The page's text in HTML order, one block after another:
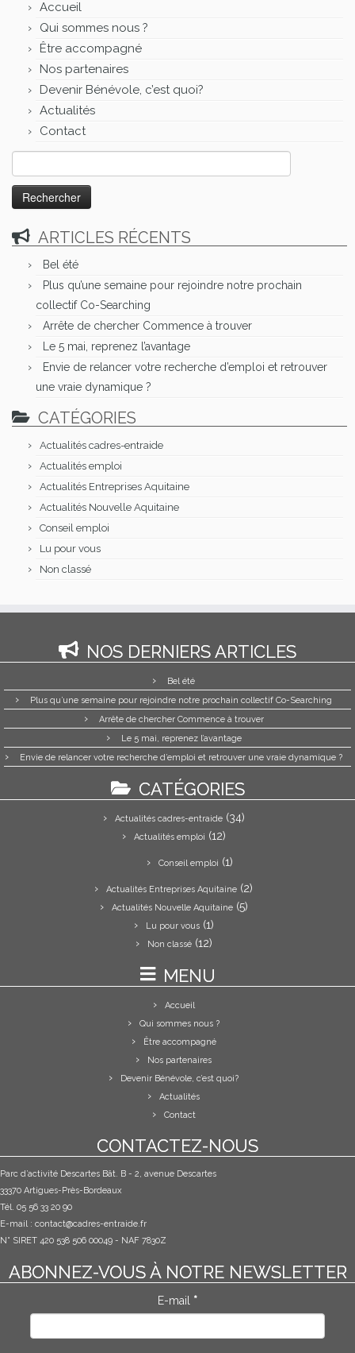
Accueil
Qui sommes nous ?
Être accompagné
Nos partenaires
Devenir Bénévole, c’est quoi?
Actualités
Contact
ARTICLES RÉCENTS
Bel été
Plus qu’une semaine pour rejoindre notre prochain
collectif Co-Searching
Arrête de chercher Commence à trouver
Le 5 mai, reprenez l’avantage
Envie de relancer votre recherche d’emploi et retrouver
une vraie dynamique ?
CATÉGORIES
Actualités cadres-entraide
Actualités emploi
Actualités Entreprises Aquitaine
Actualités Nouvelle Aquitaine
Conseil emploi
Lu pour vous
Non classé
NOS DERNIERS ARTICLES
Bel été
Plus qu’une semaine pour rejoindre notre prochain collectif Co-Searching
Arrête de chercher Commence à trouver
Le 5 mai, reprenez l’avantage
Envie de relancer votre recherche d’emploi et retrouver une vraie dynamique ?
CATÉGORIES
Actualités cadres-entraide(34)
Actualités emploi (12)
Conseil emploi (1)
Actualités Entreprises Aquitaine (2)
Actualités Nouvelle Aquitaine(5)
Lu pour vous(1)
Non classé(12)
MENU
Accueil
Qui sommes nous ?
Être accompagné
Nos partenaires
Devenir Bénévole, c’est quoi?
Actualités
Contact
CONTACTEZ-NOUS
Parc d’activité Descartes Bât. B - 2, avenue Descartes
33370 Artigues-Près-Bordeaux
Tél. 05 56 33 20 90
E-mail : contact@cadres-entraide.fr
N° SIRET 420 538 506 00049 - NAF 7830Z
ABONNEZ-VOUS À NOTRE NEWSLETTER
E-mail *